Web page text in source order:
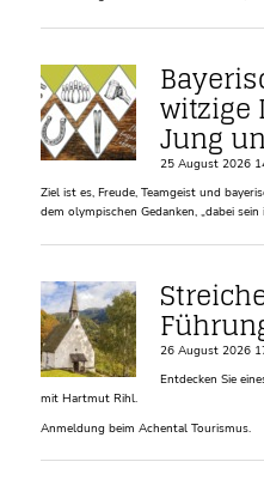
witzige
Jung
25 August 2026
Ziel ist es, Freude, Teamgeist und
dem olympischen Gedanken, „dabei sein
26 August 2026
Entdecken Sie
mit Hartmut Rihl.
Anmeldung beim Achental Tourismus.